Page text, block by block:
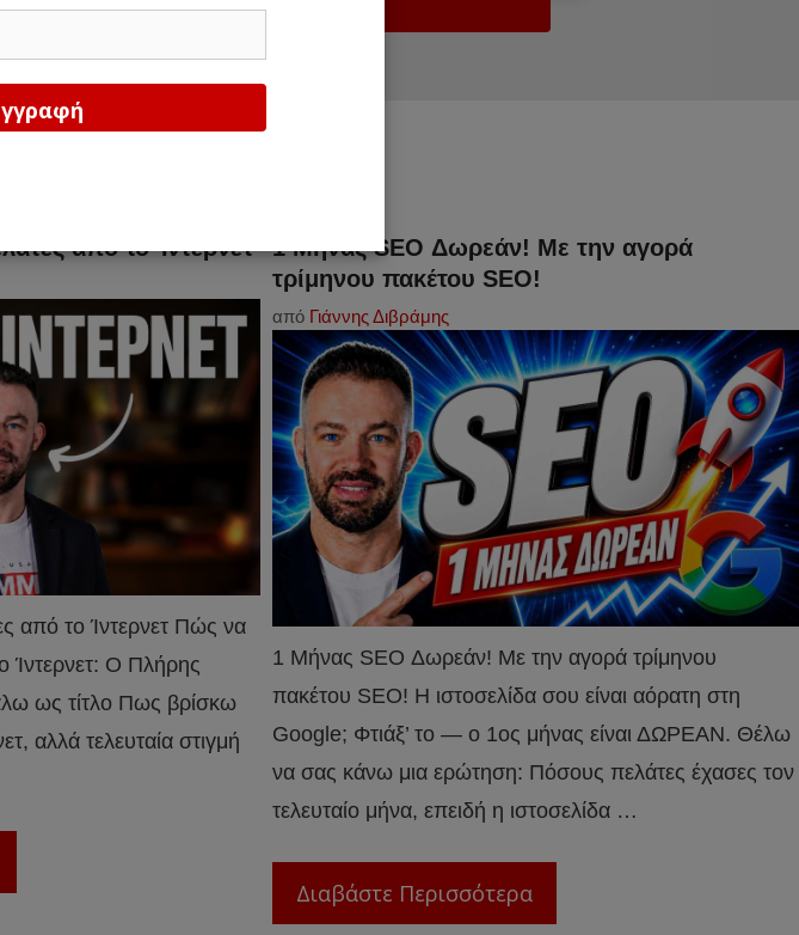
λεφτά από το ίντερνετ
από το Ίντερνετ
από το Ίντερνετ Πώς να
Ίντερνετ: Ο Πλήρης
ως τίτλο Πως βρίσκω
αλλά τελευταία στιγμή
1 Μήνας SEO Δωρεάν! Με την αγορά
τρίμηνου πακέτου SEO!
από Γιάννης Διβράμης
1 Μήνας SEO Δωρεάν! Με την αγορά τρίμηνου
πακέτου SEO! Η ιστοσελίδα σου είναι αόρατη στη
Google; Φτιάξ’ το — ο 1ος μήνας είναι ΔΩΡΕΑΝ. Θέλω
να σας κάνω μια ερώτηση: Πόσους πελάτες έχασες τον
τελευταίο μήνα, επειδή η ιστοσελίδα …
Διαβάστε Περισσότερα